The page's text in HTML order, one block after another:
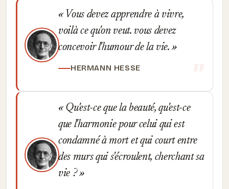
Vous devez apprendre à vivre,
voilà ce qu'on veut. vous devez
concevoir l'humour de la vie.
HERMANN HESSE
Qu'est-ce que la beauté, qu'est-ce
que l'harmonie pour celui qui est
condamné à mort et qui court entre
des murs qui s'écroulent, cherchant sa
vie ?